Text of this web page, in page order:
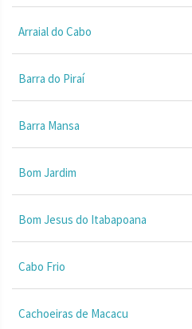
Arraial do Cabo
Barra do Piraí
Barra Mansa
Bom Jardim
Bom Jesus do Itabapoana
Cabo Frio
Cachoeiras de Macacu